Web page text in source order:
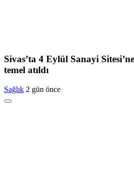
Sivas’ta 4 Eylül Sanayi
temel atıldı
Sağlık 2 gün önce